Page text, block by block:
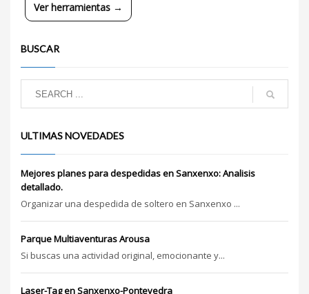
Ver herramientas →
BUSCAR
ULTIMAS NOVEDADES
Mejores planes para despedidas en Sanxenxo: Analisis
detallado.
Organizar una despedida de soltero en Sanxenxo ...
Parque Multiaventuras Arousa
Si buscas una actividad original, emocionante y...
Laser-Tag en Sanxenxo-Pontevedra